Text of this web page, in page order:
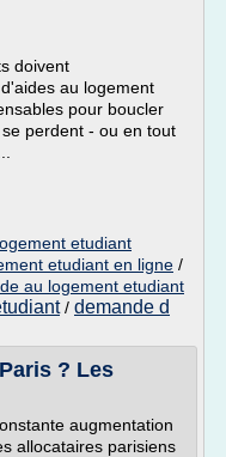
doivent
au logement
pour boucler
perdent - ou en tout
etudiant
etudiant en ligne /
au logement etudiant
/ demande d
? Les
augmentation
allocataires parisiens